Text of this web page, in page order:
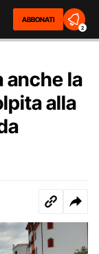
ABBONATI
2
anche la
alla